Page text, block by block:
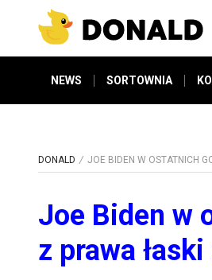
NEWS SORTOWNIA
DONALD JOE BIDEN W OSTATNICH
Joe Biden w
z prawa